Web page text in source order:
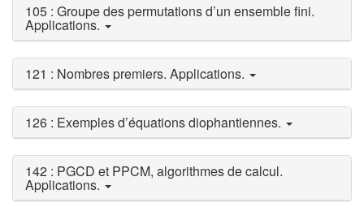
105 : Groupe des permutations d’un ensemble fini.
Applications.
121 : Nombres premiers. Applications.
126 : Exemples d’équations diophantiennes.
142 : PGCD et PPCM, algorithmes de calcul.
Applications.